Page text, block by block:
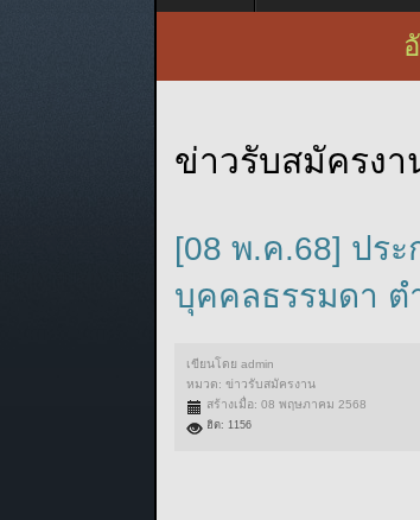
อั
ข่าวรับสมัครงา
[08 พ.ค.68] ปร
บุคคลธรรมดา ต
เขียนโดยadmin
หมวด:ข่าวรับสมัครงาน
สร้างเมื่อ: 08 พฤษภาคม 2568
ฮิต: 1156